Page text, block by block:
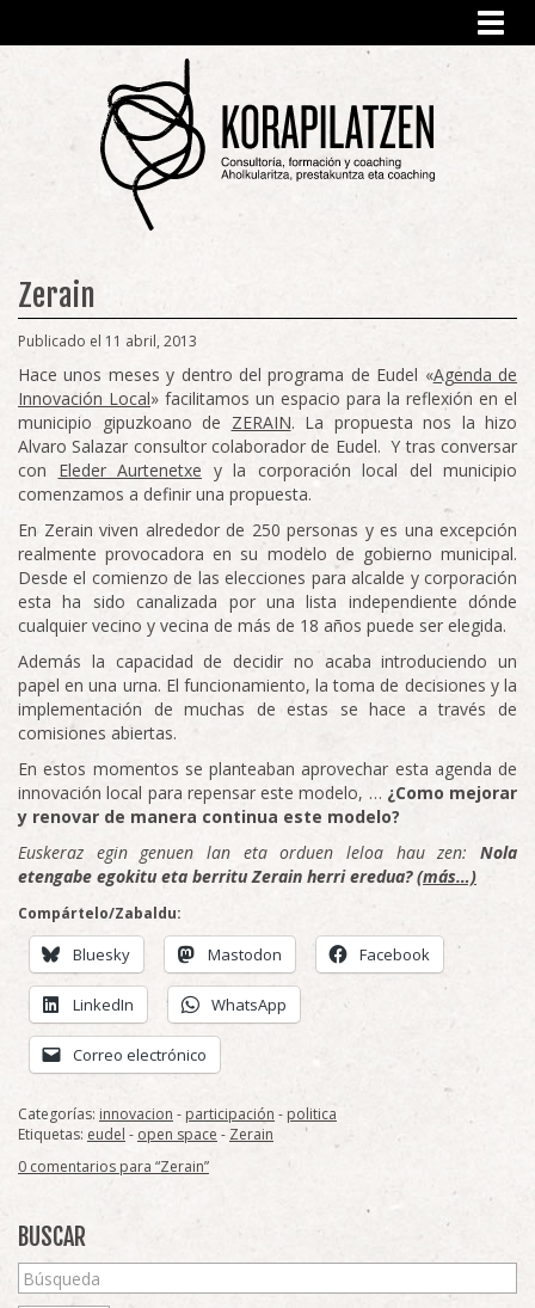
Zerain
Publicado el 11 abril, 2013
Hace unos meses y dentro del programa de Eudel «Agenda de
Innovación Local» facilitamos un espacio para la reflexión en el
municipio gipuzkoano de ZERAIN. La propuesta nos la hizo
Alvaro Salazar consultor colaborador de Eudel. Y tras conversar
con Eleder Aurtenetxe y la corporación local del municipio
comenzamos a definir una propuesta.
En Zerain viven alrededor de 250 personas y es una excepción
realmente provocadora en su modelo de gobierno municipal.
Desde el comienzo de las elecciones para alcalde y corporación
esta ha sido canalizada por una lista independiente dónde
cualquier vecino y vecina de más de 18 años puede ser elegida.
Además la capacidad de decidir no acaba introduciendo un
papel en una urna. El funcionamiento, la toma de decisiones y la
implementación de muchas de estas se hace a través de
comisiones abiertas.
En estos momentos se planteaban aprovechar esta agenda de
innovación local para repensar este modelo, … ¿Como mejorar
y renovar de manera continua este modelo?
Euskeraz egin genuen lan eta orduen leloa hau zen: Nola
etengabe egokitu eta berritu Zerain herri eredua?(más…)
Compártelo/Zabaldu:
Bluesky Mastodon Facebook
LinkedIn WhatsApp
Correo electrónico
Categorías: innovacion - participación - politica
Etiquetas: eudel - open space - Zerain
0 comentarios para “Zerain”
BUSCAR